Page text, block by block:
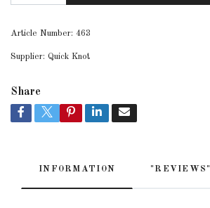
Article Number: 463
Supplier: Quick Knot
Share
INFORMATION "REVIEWS"